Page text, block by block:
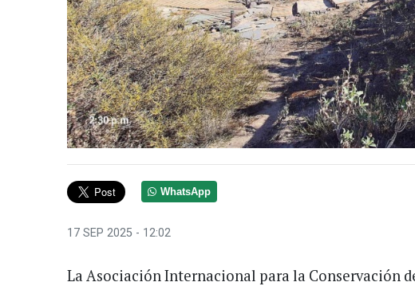
WhatsApp
17 SEP 2025 - 12:02
La Asociación Internacional para la Conservación